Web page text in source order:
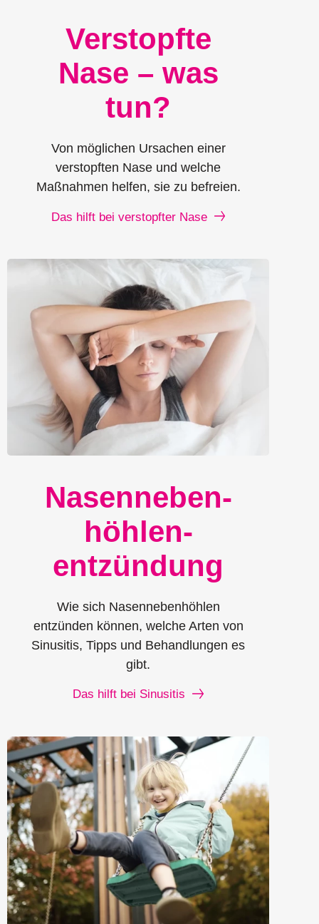
Verstopfte
Nase – was
tun?
Von möglichen Ursachen einer
verstopften Nase und welche
Maßnahmen helfen, sie zu befreien.
Das hilft bei verstopfter Nase
Nasenneben­
höhlen­
entzündung
Wie sich Nasennebenhöhlen
entzünden können, welche Arten von
Sinusitis, Tipps und Behandlungen es
gibt.
Das hilft bei Sinusitis